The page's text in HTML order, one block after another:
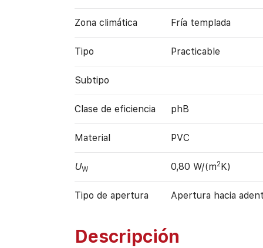
Zona climática Fría templada
Tipo Practicable
Subtipo
Clase de eficiencia phB
Material PVC
UW 0,80 W/(m2K)
Tipo de apertura Apertura hacia
Descripción